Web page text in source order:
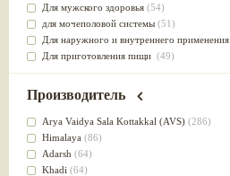
Для мужского здоровья (54)
для мочеполовой системы (51)
Для наружного и внутреннего применения
Для приготовления пищи (49)
от инфекций мочеполовой системы(49)
для суставов
Лечит опухоли и отеки(46)
Для медитации
выводит токсины
Для здоровья печени
Производитель
Arya Vaidya Sala Kottakkal (AVS) (286)
Himalaya (86)
Adarsh (64)
Khadi (64)